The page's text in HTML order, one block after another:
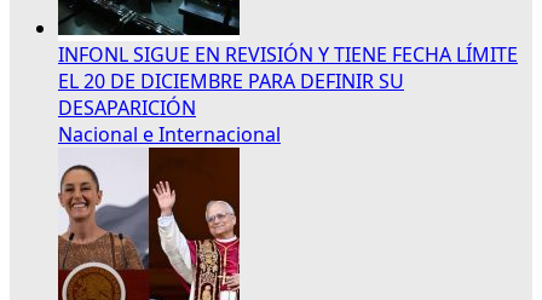
INFONL SIGUE EN REVISIÓN Y TIENE FECHA LÍMITE
EL 20 DE DICIEMBRE PARA DEFINIR SU
DESAPARICIÓN
Nacional e Internacional